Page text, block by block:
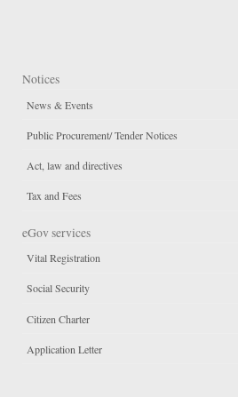
Notices
News & Events
Public Procurement/ Tender Notices
Act, law and directives
Tax and Fees
eGov services
Vital Registration
Social Security
Citizen Charter
Application Letter